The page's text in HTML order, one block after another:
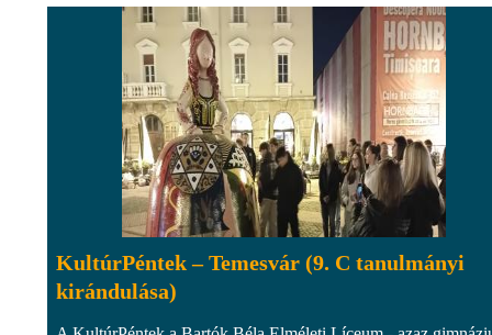
KultúrPéntek – Temesvár (9. C tanulmányi
kirándulása)